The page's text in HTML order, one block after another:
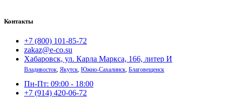
Контакты
+7 (800) 101-85-72
zakaz@e-co.su
Хабаровск, ул. Карла Маркса, 166, литер И
Владивосток, Якутск, Южно-Сахалинск, Благовещенск
Пн-Пт: 09:00 - 18:00
+7 (914) 420-06-72